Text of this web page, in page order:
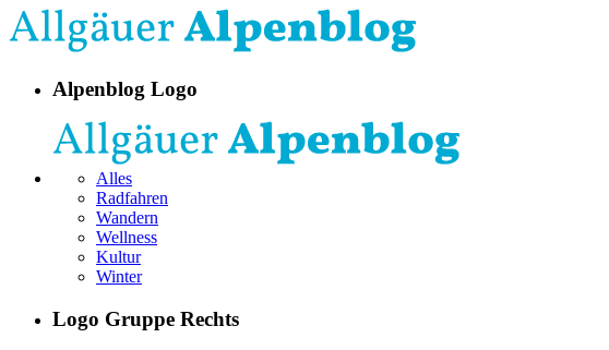
Alpenblog Logo
Alles
Radfahren
Wandern
Wellness
Kultur
Winter
Logo Gruppe Rechts